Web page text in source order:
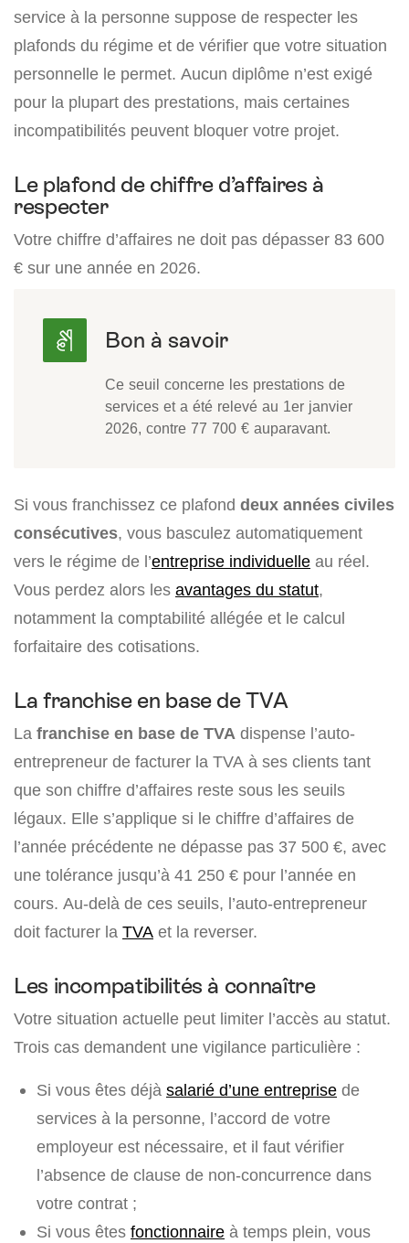
service à la personne suppose de respecter les
plafonds du régime et de vérifier que votre situation
personnelle le permet. Aucun diplôme n’est exigé
pour la plupart des prestations, mais certaines
incompatibilités peuvent bloquer votre projet.
Le plafond de chiffre d’affaires à
respecter
Votre chiffre d’affaires ne doit pas dépasser 83 600
€ sur une année en 2026.
Ce seuil concerne les prestations de
services et a été relevé au 1er janvier
2026, contre 77 700 € auparavant.
Si vous franchissez ce plafond deux années civiles
consécutives, vous basculez automatiquement
vers le régime de l’entreprise individuelle au réel.
Vous perdez alors les avantages du statut,
notamment la comptabilité allégée et le calcul
forfaitaire des cotisations.
La franchise en base de TVA
La franchise en base de TVA dispense l’auto-
entrepreneur de facturer la TVA à ses clients tant
que son chiffre d’affaires reste sous les seuils
légaux. Elle s’applique si le chiffre d’affaires de
l’année précédente ne dépasse pas 37 500 €, avec
une tolérance jusqu’à 41 250 € pour l’année en
cours. Au-delà de ces seuils, l’auto-entrepreneur
doit facturer la TVA et la reverser.
Les incompatibilités à connaître
Votre situation actuelle peut limiter l’accès au statut.
Trois cas demandent une vigilance particulière :
Si vous êtes déjà salarié d’une entreprise de
services à la personne, l’accord de votre
employeur est nécessaire, et il faut vérifier
l’absence de clause de non-concurrence dans
votre contrat ;
Si vous êtes fonctionnaire à temps plein, vous